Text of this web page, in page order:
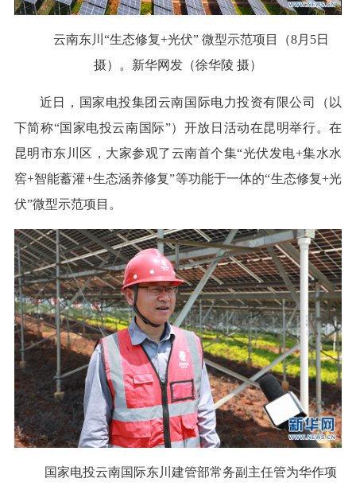
云南东川“生态修复+光伏” 微型示范项目（8月5日
摄）。新华网发（徐华陵 摄）
近日，国家电投集团云南国际电力投资有限公司（以
下简称“国家电投云南国际”）开放日活动在昆明举行。在
昆明市东川区，大家参观了云南首个集“光伏发电+集水水
窖+智能蓄灌+生态涵养修复”等功能于一体的“生态修复+光
伏”微型示范项目。
国家电投云南国际东川建管部常务副主任管为华作项